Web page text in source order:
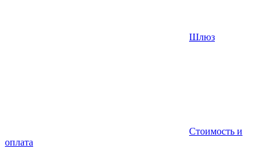
Шлюз
Стоимость и
оплата